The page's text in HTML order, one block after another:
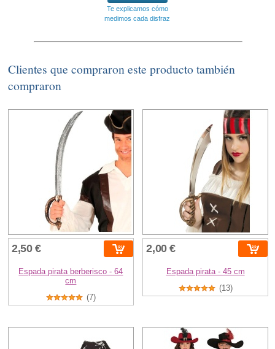
Te explicamos cómo
medimos cada disfraz
Clientes que compraron este producto también
compraron
2,50 €
Espada pirata berberisco - 64
cm
(7)
2,00 €
Espada pirata - 45 cm
(13)